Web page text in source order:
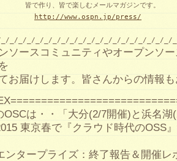
、皆で楽しむメールマガジンです。
http://www.ospn.jp/press/
_/_/_/_/_/_/_/_/_/_/_/_/_/_/_/_/_/_/_/
ソースコミュニティやオープンソ
お届けします。皆さんからの情報
OSCは・・「大分(2/7開催)と浜名湖
東京春で『クラウド時代のOSS
ンタープライズ：終了報告＆開催レ